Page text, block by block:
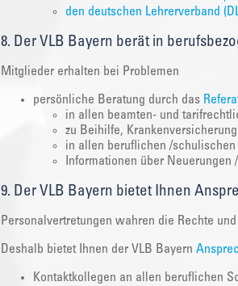
den deutschen Lehrerverband
8. Der VLB Bayern berät in
Mitglieder erhalten bei Problemen
persönliche Beratung durch das
in allen beamten- und
zu Beihilfe,
in allen beruflichen /
Informationen über
9. Der VLB Bayern bietet Ihnen
Personalvertretungen wahren die Rechte
Deshalb bietet Ihnen der VLB Bayern
Kontaktkollegen an allen beruflichen